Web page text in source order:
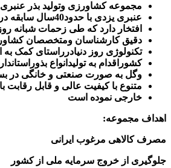
مجموعه کشاورزی وتولید بذر
عنبری یزدی با حدود40سال سابقه در امر کشاورزی
افتخار دارد که طی زحمات شبانه
دقیق کارشناسان ومتخصصان
تکنولوژی روز دنیادرراستای کمک به
کشوراقدام به تولیدانواع
وگل به صورت صنعتی و خانگی در
متنوع با کیفیت عالی و قابل رقابت با
خارجی نموده است
اهداف مجموعه:
مصرف کالاهی مرغوب ایرانی
جلوگیری از خروج سرمایه ملی از کشور